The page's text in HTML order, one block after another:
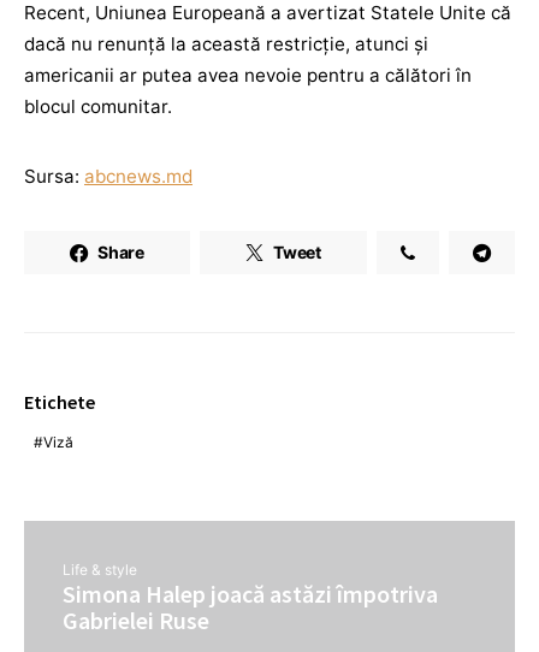
Recent, Uniunea Europeană a avertizat Statele Unite că
dacă nu renunţă la această restricţie, atunci şi
americanii ar putea avea nevoie pentru a călători în
blocul comunitar.
Sursa: abcnews.md
Share Tweet
Etichete
Viză
Life & style
Simona Halep joacă astăzi împotriva
Gabrielei Ruse